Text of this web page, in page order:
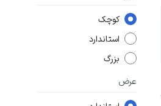
کوچک
استاندارد
بزرگ
عرض